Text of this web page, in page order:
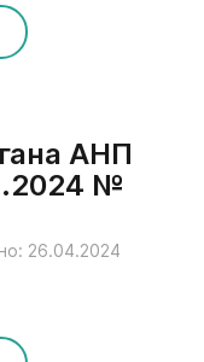
АНП
№
26.04.2024